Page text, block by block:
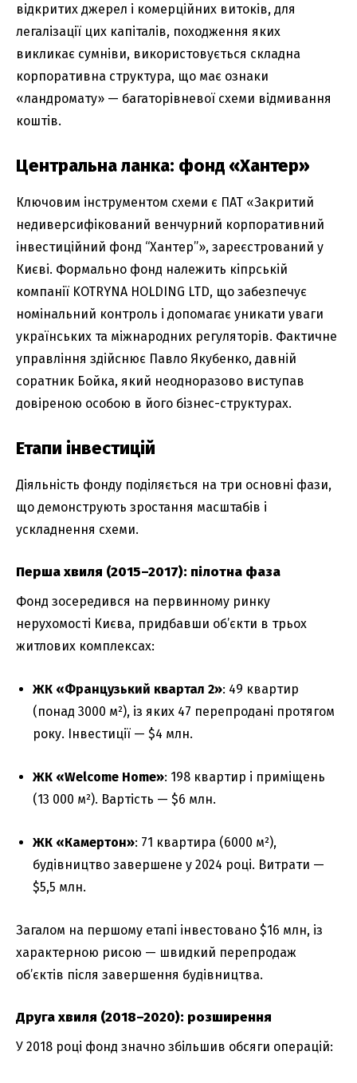
відкритих джерел і комерційних витоків, для
легалізації цих капіталів, походження яких
викликає сумніви, використовується складна
корпоративна структура, що має ознаки
«ландромату» — багаторівневої схеми відмивання
коштів.
Центральна ланка: фонд «Хантер»
Ключовим інструментом схеми є ПАТ «Закритий
недиверсифікований венчурний корпоративний
інвестиційний фонд “Хантер”», зареєстрований у
Києві. Формально фонд належить кіпрській
компанії KOTRYNA HOLDING LTD, що забезпечує
номінальний контроль і допомагає уникати уваги
українських та міжнародних регуляторів. Фактичне
управління здійснює Павло Якубенко, давній
соратник Бойка, який неодноразово виступав
довіреною особою в його бізнес-структурах.
Етапи інвестицій
Діяльність фонду поділяється на три основні фази,
що демонструють зростання масштабів і
ускладнення схеми.
Перша хвиля (2015–2017): пілотна фаза
Фонд зосередився на первинному ринку
нерухомості Києва, придбавши об’єкти в трьох
житлових комплексах:
ЖК «Французький квартал 2»: 49 квартир
(понад 3000 м²), із яких 47 перепродані протягом
року. Інвестиції — $4 млн.
ЖК «Welcome Home»: 198 квартир і приміщень
(13 000 м²). Вартість — $6 млн.
ЖК «Камертон»: 71 квартира (6000 м²),
будівництво завершене у 2024 році. Витрати —
$5,5 млн.
Загалом на першому етапі інвестовано $16 млн, із
характерною рисою — швидкий перепродаж
об’єктів після завершення будівництва.
Друга хвиля (2018–2020): розширення
У 2018 році фонд значно збільшив обсяги операцій: